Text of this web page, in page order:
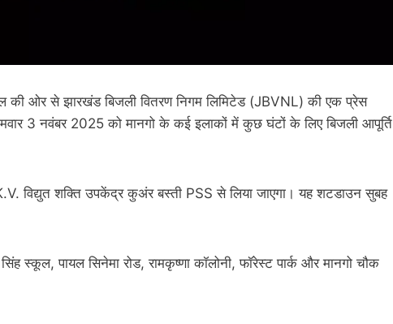
की ओर से झारखंड बिजली वितरण निगम लिमिटेड (JBVNL) की एक प्रेस
3 नवंबर 2025 को मानगो के कई इलाकों में कुछ घंटों के लिए बिजली आपूर्ति
विद्युत शक्ति उपकेंद्र कुअंर बस्ती PSS से लिया जाएगा। यह शटडाउन सुबह
स्कूल, पायल सिनेमा रोड, रामकृष्णा कॉलोनी, फॉरेस्ट पार्क और मानगो चौक